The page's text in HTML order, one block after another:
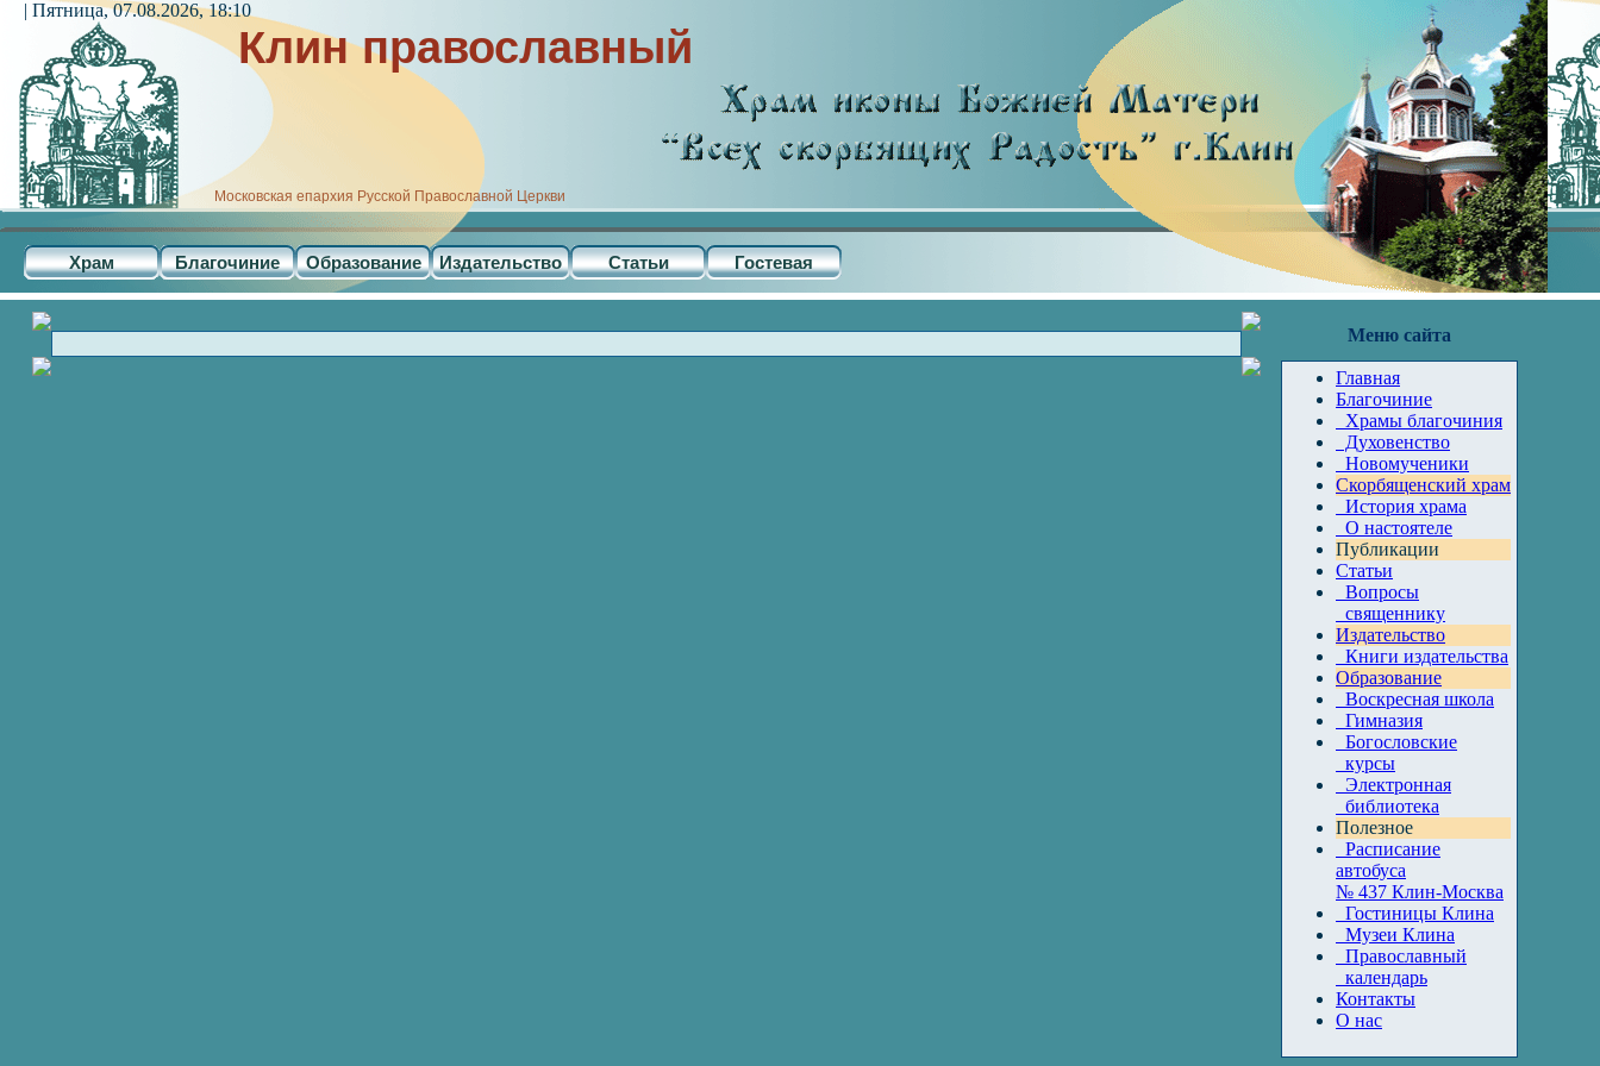
Клин православный
Московская епархия Русской Православной Церкви
Храм Благочиние Образование Издательство Статьи Гостевая
| Пятница, 07.08.2026, 18:10
Меню сайта
Главная
Благочиние
Храмы благочиния
Духовенство
Новомученики
Скорбященский храм
История храма
О настоятеле
Публикации
Статьи
Вопросы
священнику
Издательство
Книги издательства
Образование
Воскресная школа
Гимназия
Богословские
курсы
Электронная
библиотека
Полезное
Расписание
автобуса
№ 437 Клин-Москва
Гостиницы Клина
Музеи Клина
Православный
календарь
Контакты
О нас